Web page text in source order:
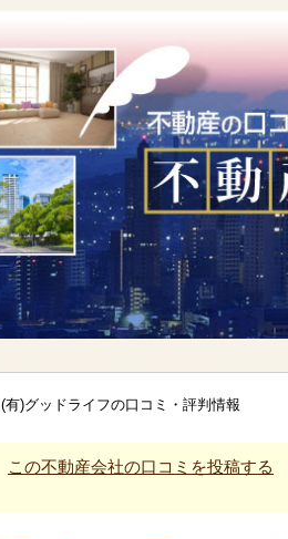
(有)グッドライフの口コミ・評判情報
この不動産会社の口コミを投稿する